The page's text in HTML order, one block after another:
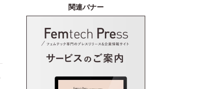
関連バナー